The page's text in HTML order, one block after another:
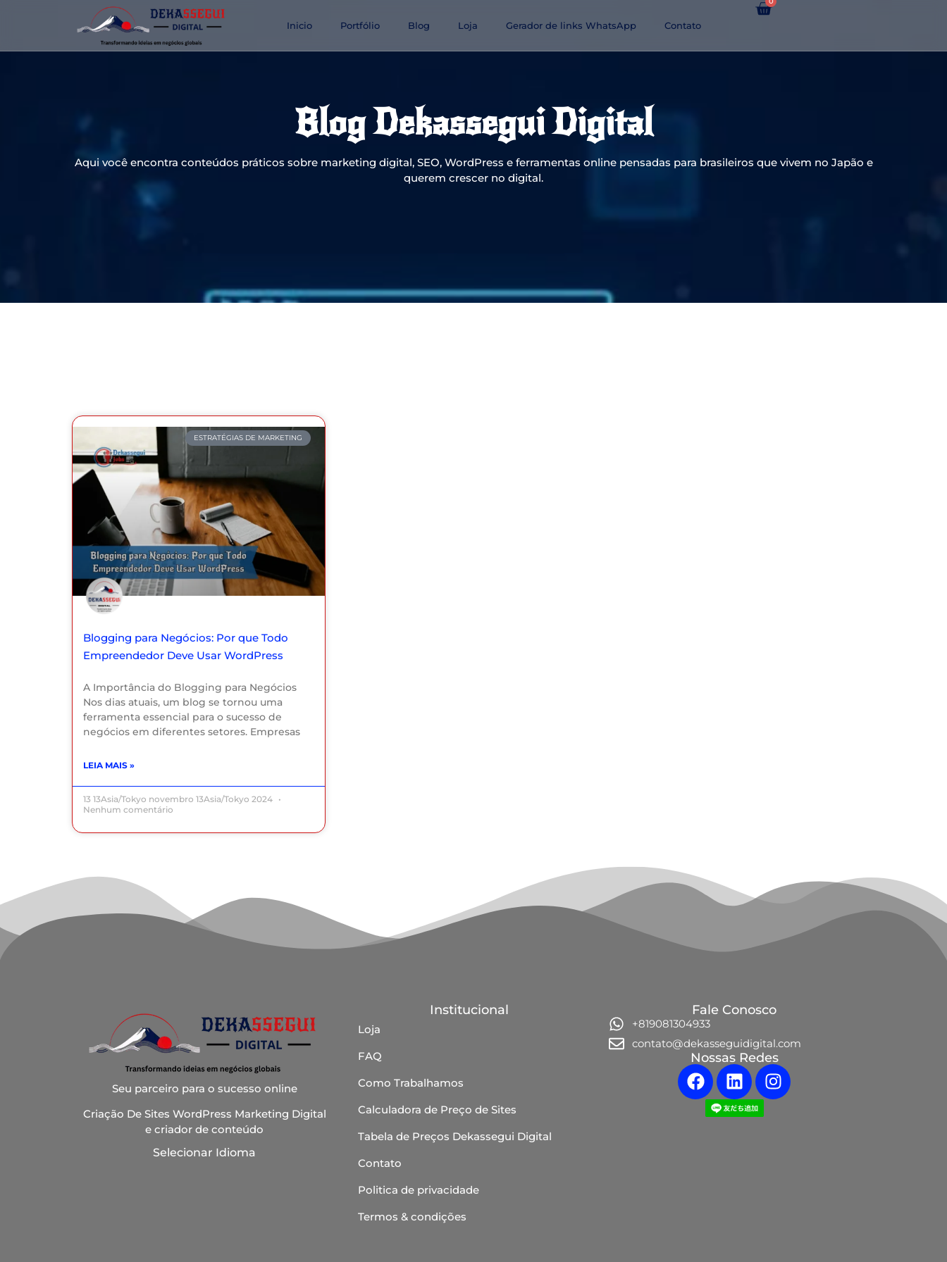
Inicio Portfólio Blog Loja Gerador de links WhatsApp Contato
Blog Dekassegui Digital
Aqui você encontra conteúdos práticos sobre marketing digital, SEO, WordPress e ferramentas online pensadas para brasileiros que vivem no Japão e
querem crescer no digital.
ESTRATÉGIAS DE MARKETING
Blogging para Negócios: Por que Todo
Empreendedor Deve Usar WordPress
A Importância do Blogging para Negócios
Nos dias atuais, um blog se tornou uma
ferramenta essencial para o sucesso de
negócios em diferentes setores. Empresas
LEIA MAIS »
13 13Asia/Tokyo novembro 13Asia/Tokyo 2024
Nenhum comentário
Seu parceiro para o sucesso online
Criação De Sites WordPress Marketing Digital
e criador de conteúdo
Selecionar Idioma
Institucional
Loja
FAQ
Como Trabalhamos
Calculadora de Preço de Sites
Tabela de Preços Dekassegui Digital
Contato
Politica de privacidade
Termos & condições
Fale Conosco
+819081304933
contato@dekasseguidigital.com
Nossas Redes